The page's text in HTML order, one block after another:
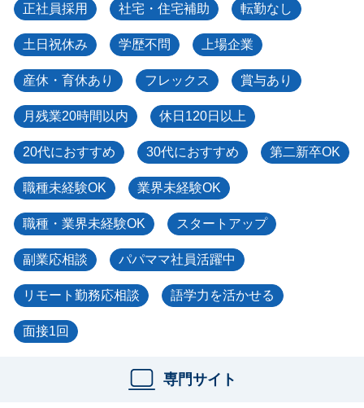
正社員採用 社宅・住宅補助 転勤なし
土日祝休み 学歴不問 上場企業
産休・育休あり フレックス 賞与あり
月残業20時間以内 休日120日以上
20代におすすめ 30代におすすめ 第二新卒OK
職種未経験OK 業界未経験OK
職種・業界未経験OK スタートアップ
副業応相談 パパママ社員活躍中
リモート勤務応相談 語学力を活かせる
面接1回
専門サイト